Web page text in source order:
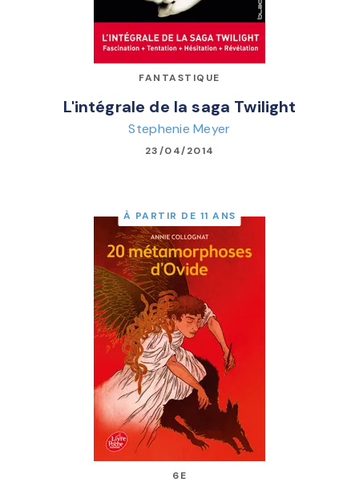
FANTASTIQUE
L'intégrale de la saga Twilight
Stephenie Meyer
23/04/2014
À PARTIR DE 11 ANS
6E